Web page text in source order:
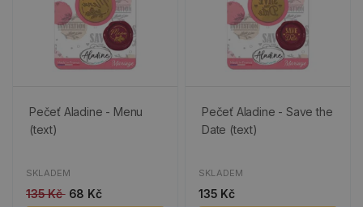
Pečeť Aladine - Menu
(text)
SKLADEM
135 Kč 68 Kč
Pečeť Aladine - Save the
Date (text)
SKLADEM
135 Kč